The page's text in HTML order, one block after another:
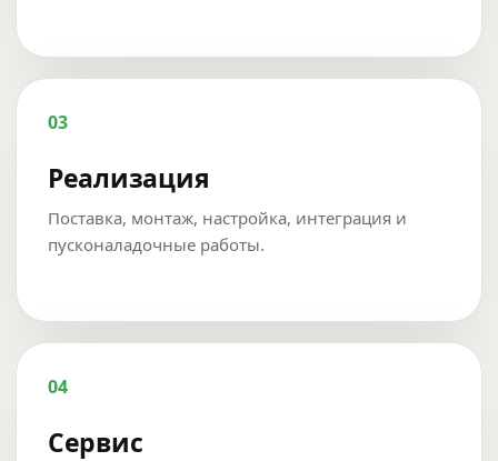
03
Реализация
Поставка, монтаж, настройка, интеграция и
пусконаладочные работы.
04
Сервис